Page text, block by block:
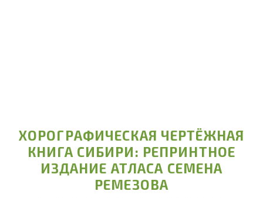
ХОРОГРАФИЧЕСКАЯ ЧЕРТЁЖНАЯ
КНИГА СИБИРИ: РЕПРИНТНОЕ
ИЗДАНИЕ АТЛАСА СЕМЕНА
РЕМЕЗОВА